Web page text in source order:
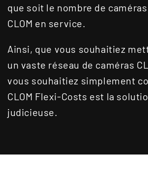
que soit le nombre de caméras
CLOM en service.
Ainsi, que vous souhaitiez
un vaste réseau de caméras
vous souhaitiez simplement
CLOM Flexi-Costs est la
judicieuse.